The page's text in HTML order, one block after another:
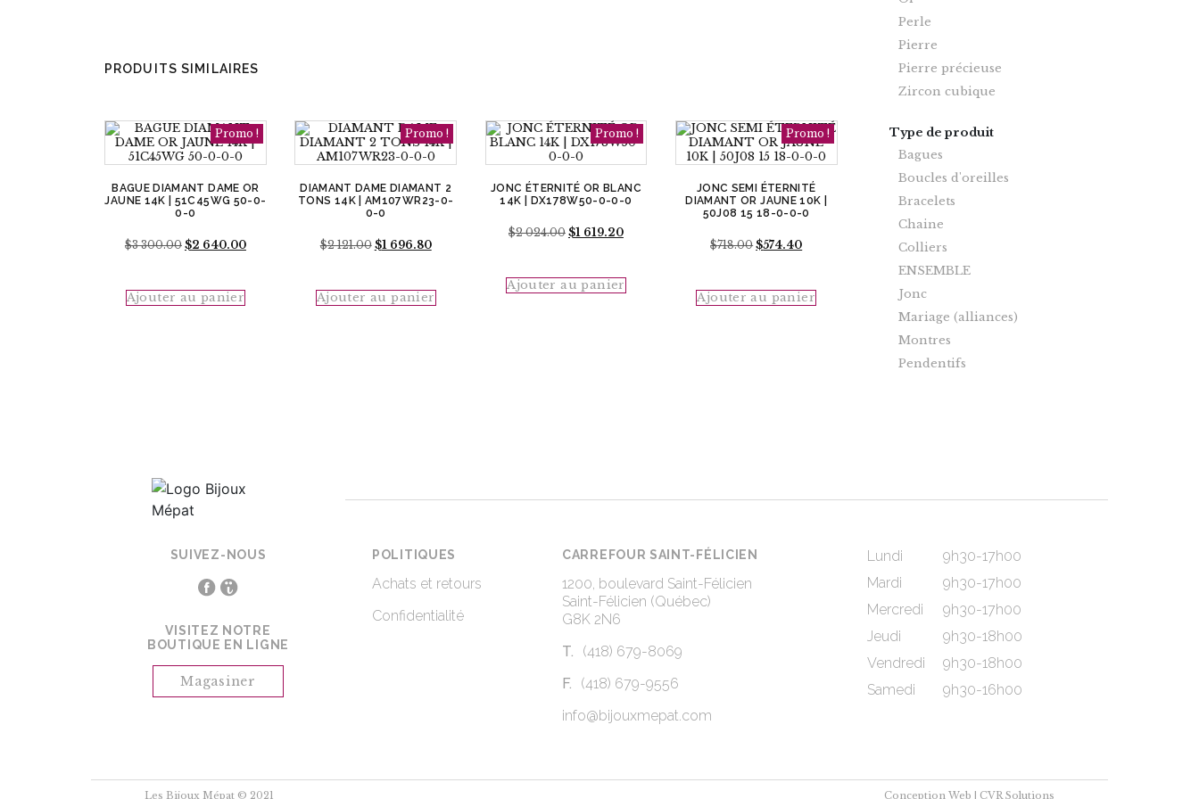
PRODUITS SIMILAIRES
Promo !
BAGUE DIAMANT DAME OR
JAUNE 14K | 51C45WG 50-0-
0-0
$3 300.00 Le
$3
$2 640.00Le
Ajouter au panier
Promo !
DIAMANT DAME DIAMANT 2
TONS 14K | AM107WR23-0-
0-0
$2 121.00 Le
$2
$1 696.80Le
$1
Ajouter au panier
Promo !
JONC ÉTERNITÉ OR BLANC
14K | DX178W50-0-0-0
$2 024.00 Le
$2
$1 619.20Le
$1
Ajouter au panier
Promo !
JONC SEMI ÉTERNITÉ
DIAMANT OR JAUNE 10K |
50J08 15 18-0-0-0
$718.00Le
$718.00.
$574.40Le
$574.40.
Ajouter au panier
Perle
Pierre
Pierre précieuse
Zircon cubique
Type de produit
Bagues
Boucles d'oreilles
Bracelets
Chaine
Colliers
ENSEMBLE
Jonc
Mariage (alliances)
Montres
Pendentifs
SUIVEZ-NOUS
VISITEZ NOTRE
BOUTIQUE EN LIGNE
Magasiner
POLITIQUES
Achats et retours
Confidentialité
CARREFOUR SAINT-FÉLICIEN
1200, boulevard Saint-Félicien
Saint-Félicien (Québec)
G8K 2N6
T.
(418) 679-8069
F.
(418) 679-9556
info@bijouxmepat.com
Lundi
9h30-17h00
Mardi
9h30-17h00
Mercredi
9h30-17h00
Jeudi
9h30-18h00
Vendredi
9h30-18h00
Samedi
9h30-16h00
Les Bijoux Mépat © 2021 Conception Web | CVR Solutions